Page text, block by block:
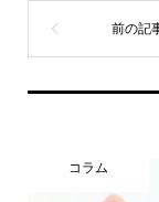
コラム